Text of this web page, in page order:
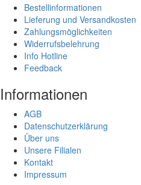
Bestellinformationen
Lieferung und Versandkosten
Zahlungsmöglichkeiten
Widerrufsbelehrung
Info Hotline
Feedback
Informationen
AGB
Datenschutzerklärung
Über uns
Unsere Filialen
Kontakt
Impressum